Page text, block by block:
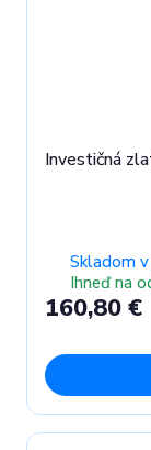
Investičná
Skladom
Ihneď na
160,80 €